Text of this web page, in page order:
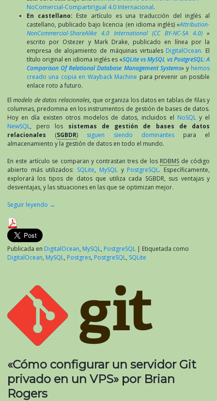
NoComercial-CompartirIgual 4.0 Internacional.
En castellano: Este artículo es una traducción del inglés al
castellano, publicado bajo licencia (en idioma inglés) «Attribution-
NonCommercial-ShareAlike 4.0 International (CC BY-NC-SA 4.0) »
escrito por Ostezer y Mark Drake, publicado en línea por la
empresa de alojamiento de máquinas virtuales DigitalOcean. El
título original en idioma inglés es «SQLite vs MySQL vs PostgreSQL: A
Comparison Of Relational Database Management Systems» y hemos
creado una copia en Wayback Machine para prevenir un posible
enlace roto a futuro.
Elmodelo de datos relacionales, que organiza los datos en tablas de filas y
columnas, predomina en los instrumentos de gestión de bases de datos.
Hoy en día existen otros modelos de datos, incluidos el NoSQLy el
NewSQL, pero los sistemas de gestión de bases de datos
relacionales (SGBDR) siguen siendo dominantespara el
almacenamiento y la gestión de datos en todo el mundo.
En este artículo se comparan y contrastan tres de los RDBMSde código
abierto más utilizados: SQLite, MySQLy PostgreSQL. Específicamente,
explorará los tipos de datos que utiliza cada SGBDR, sus ventajas y
desventajas, y las situaciones en las que se optimizan mejor.
Seguir leyendo →
Publicada en DigitalOcean, MySQL, PostgreSQL | Etiquetada como
DigitalOcean, MySQL, Postgres, PostgreSQL, SQLite
«Cómo configurar un servidor Git
privado en un VPS» por Brian
Rogers